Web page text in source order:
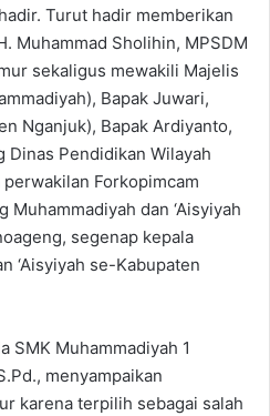
Turut hadir memberikan
Muhammad Sholihin, MPSDM
sekaligus mewakili Majelis
Bapak Juwari,
Nganjuk), Bapak Ardiyanto,
Dinas Pendidikan Wilayah
Forkopimcam
Muhammadiyah dan ‘Aisyiyah
segenap kepala
‘Aisyiyah se-Kabupaten
SMK Muhammadiyah 1
menyampaikan
karena terpilih sebagai salah